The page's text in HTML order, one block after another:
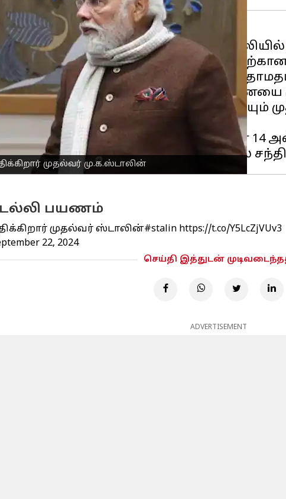
முதல்வர் மு.க.ஸ்டாலின்
வரும் செப்டம்பர் 27ஆம் தேதி டெல்லியில்
ரயில் திட்டத்தின் இரண்டாம் கட்டத்திற்கான
மத்தியப் பங்கு நிதி ஒதுக்கீடு
கோரிக்கைகள் குறித்த குறிப்பாணையை
கூட்டணி கட்சித் தலைவர்களையும்
முடித்துக் கொண்டு, செப்டம்பர் 14
பயணம்
முதல்வர் ஸ்டாலின்#stalin https://t.co/Y5LcZjVUv3
22, 2024
செய்தி இத்துடன்
ADVERTISEMENT